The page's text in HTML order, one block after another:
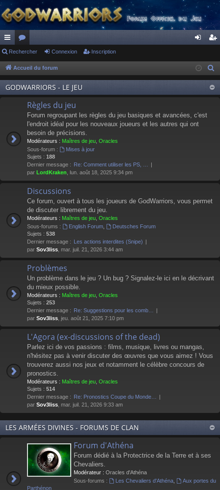
ac
co
ur
ci
or
u
m
s
ne
xi
on
cri
pti
on
Rechercher Connexion Inscription
Accueil du forum
GODWARRIORS - LE JEU
Règles du jeu
Forum regroupant les règles du jeu basiques et avancées, c'est
l'endroit idéal pour les nouveaux joueurs et les autres qui ont
besoin de précisions.
Modérateurs : Maîtres de jeu Oracles
Sous-forum :
Mises à jour
Sujets : 188
Dernier message : Re: Comment utiliser les PS, …
par LordKraken , lun. août 18, 2025 9:34 pm
Discussions
Ce forum, ouvert à tous les joueurs de GodWarriors, vous permet
de discuter librement du jeu.
Modérateurs : Maîtres de jeu Oracles
Sous-forums :
English Forum,
Deutsches Forum
Sujets : 538
Dernier message : Les actions interdites (Snipe)
par Sov3liss , mar. juil. 21, 2026 3:44 am
Problèmes
Un problème dans le jeu ? Un bug ? Signalez-le ici en le décrivant
du mieux possible.
Modérateurs : Maîtres de jeu Oracles
Sujets : 253
Dernier message : Re: Suggestions pour les comb…
par Sov3liss , jeu. août 21, 2025 7:10 pm
L'Agora (ex-discussions of the dead)
Parlez ici de vos passions : films, musique, livres ou mangas,
n'hésitez pas à venir discuter des œuvres que vous aimez ! Vous
trouverez aussi nos jeux et notamment le célèbre concours de
pronostics.
Modérateurs : Maîtres de jeu Oracles
Sujets : 514
Dernier message : Re: Pronostics Coupe du Monde…
par Sov3liss , mar. juil. 21, 2026 9:33 am
LES ARMÉES DIVINES - FORUMS DE CLAN
Forum d'Athéna
Forum dédié à la Protectrice de la Terre et à ses
Chevaliers.
Modérateur : Oracles d'Athéna
Sous-forums :
Les Chevaliers d'Athéna,
Aux portes du
Parthénon